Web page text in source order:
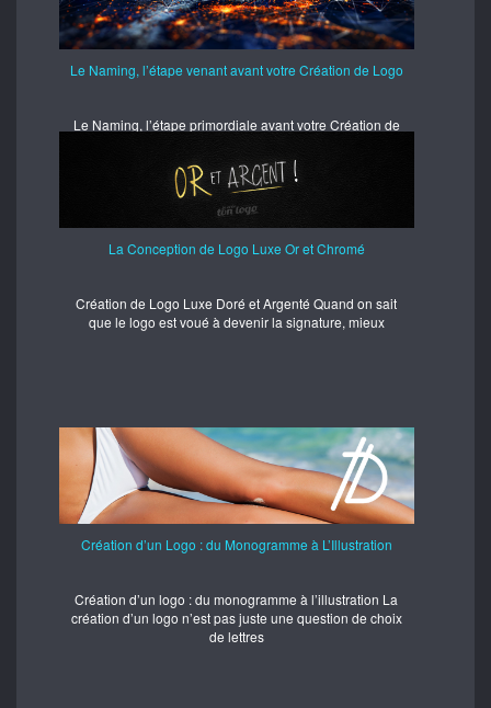
Le Naming, l’étape venant avant votre Création de Logo
Le Naming, l’étape primordiale avant votre Création de
image de
La Conception de Logo Luxe Or et Chromé
Création de Logo Luxe Doré et Argenté Quand on sait
que le logo est voué à devenir la signature, mieux
Création d’un Logo : du Monogramme à L’Illustration
Création d’un logo : du monogramme à l’illustration La
création d’un logo n’est pas juste une question de choix
de lettres